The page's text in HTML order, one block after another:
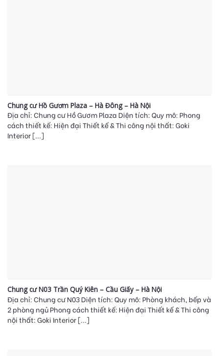
Chung cư Hồ Gươm Plaza – Hà Đông – Hà Nội
Địa chỉ: Chung cư Hồ Gươm Plaza Diện tích: Quy mô: Phong
cách thiết kế: Hiện đại Thiết kế & Thi công nội thất: Goki
Interior [...]
Chung cư N03 Trần Quý Kiên – Cầu Giấy – Hà Nội
Địa chỉ: Chung cư N03 Diện tích: Quy mô: Phòng khách, bếp và
2 phòng ngủ Phong cách thiết kế: Hiện đại Thiết kế & Thi công
nội thất: Goki Interior [...]